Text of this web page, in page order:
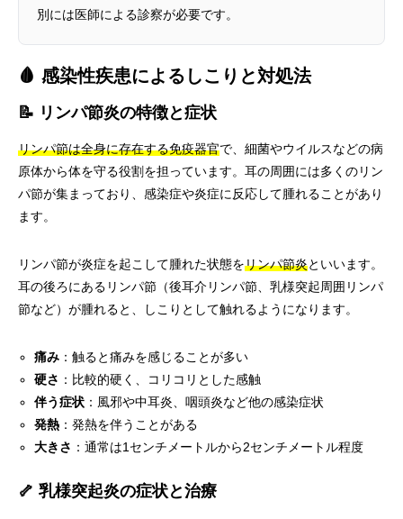
別には医師による診察が必要です。
🩸 感染性疾患によるしこりと対処法
📝 リンパ節炎の特徴と症状
リンパ節は全身に存在する免疫器官で、細菌やウイルスなどの病
原体から体を守る役割を担っています。耳の周囲には多くのリン
パ節が集まっており、感染症や炎症に反応して腫れることがあり
ます。
リンパ節が炎症を起こして腫れた状態をリンパ節炎といいます。
耳の後ろにあるリンパ節（後耳介リンパ節、乳様突起周囲リンパ
節など）が腫れると、しこりとして触れるようになります。
痛み ：触ると痛みを感じることが多い
硬さ ：比較的硬く、コリコリとした感触
伴う症状 ：風邪や中耳炎、咽頭炎など他の感染症状
発熱 ：発熱を伴うことがある
大きさ ：通常は1センチメートルから2センチメートル程度
🦴 乳様突起炎の症状と治療